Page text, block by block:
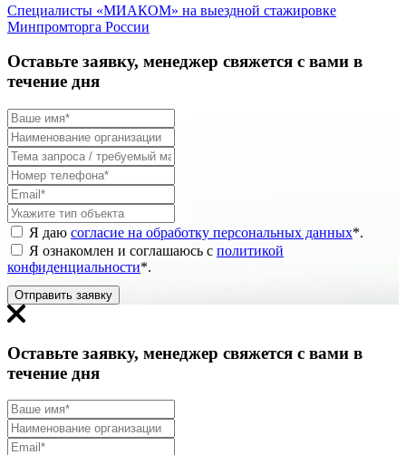
Специалисты «МИАКОМ» на выездной стажировке
Минпромторга России
Оставьте заявку, менеджер свяжется с вами в
течение дня
Я даю согласие на обработку персональных данных*.
Я ознакомлен и соглашаюсь с политикой
конфиденциальности*.
Отправить заявку
Оставьте заявку, менеджер свяжется с вами в
течение дня